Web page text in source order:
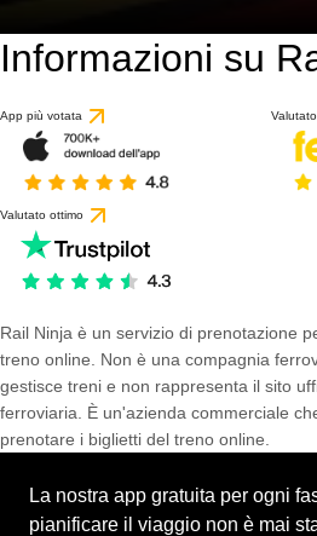
Informazioni su
App più votata
Valutato ottimo
Rail Ninja è un servizio di prenotazione
treno online. Non è una compagnia
gestisce treni e non rappresenta il sito
ferroviaria. È un'azienda commerciale
prenotare i biglietti del treno online.
La nostra app gratuita per ogni
pianificare il viaggio non è mai